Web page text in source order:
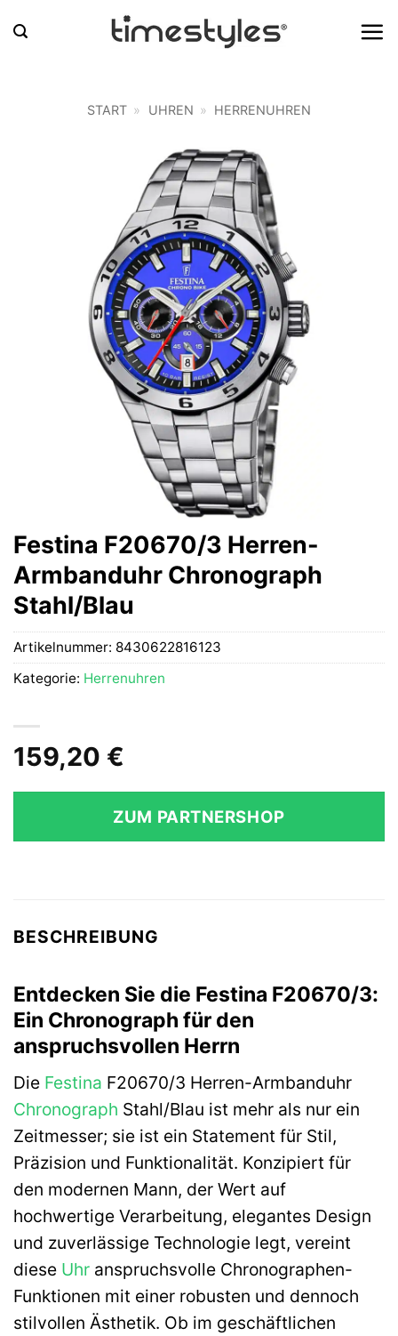
Inhalt
START » UHREN » HERRENUHREN
Festina F20670/3 Herren-
Armbanduhr Chronograph
Stahl/Blau
159,20 €
ZUM PARTNERSHOP
Artikelnummer: 8430622816123
Kategorie: Herrenuhren
BESCHREIBUNG
Entdecken Sie die Festina F20670/3:
Ein Chronograph für den
anspruchsvollen Herrn
Die Festina F20670/3 Herren-Armbanduhr
Chronograph Stahl/Blau ist mehr als nur ein
Zeitmesser; sie ist ein Statement für Stil,
Präzision und Funktionalität. Konzipiert für
den modernen Mann, der Wert auf
hochwertige Verarbeitung, elegantes Design
und zuverlässige Technologie legt, vereint
diese Uhr anspruchsvolle Chronographen-
Funktionen mit einer robusten und dennoch
stilvollen Ästhetik. Ob im geschäftlichen